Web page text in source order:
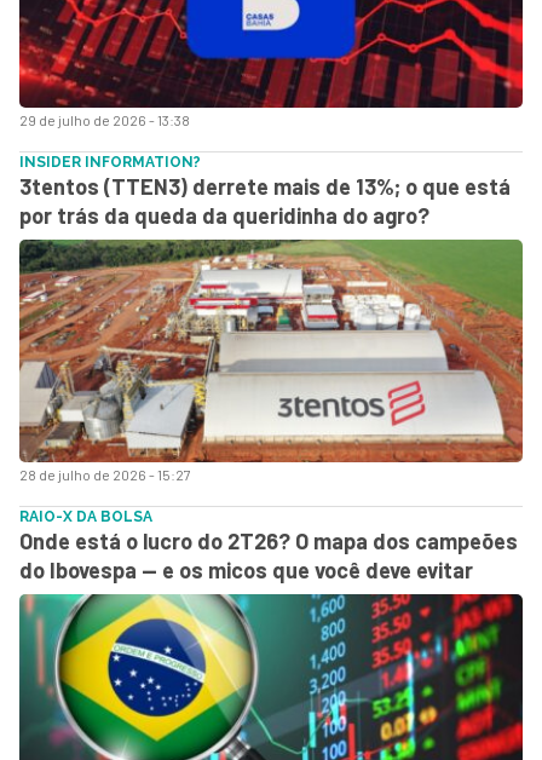
29 de julho de 2026 - 13:38
28 de julho de 2026 - 15:27
INSIDER INFORMATION?
3tentos (TTEN3) derrete mais de 13%; o que está
por trás da queda da queridinha do agro?
RAIO-X DA BOLSA
Onde está o lucro do 2T26? O mapa dos campeões
do Ibovespa — e os micos que você deve evitar